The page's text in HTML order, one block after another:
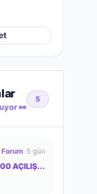
👀
5
Forum 5 gün
✅✅✅✅ BU AKSAM 20:00 AÇILIŞ✅✅✅✅ƁÖYLE BIR SERVER YOK ✅✅✅✅MYTHKO